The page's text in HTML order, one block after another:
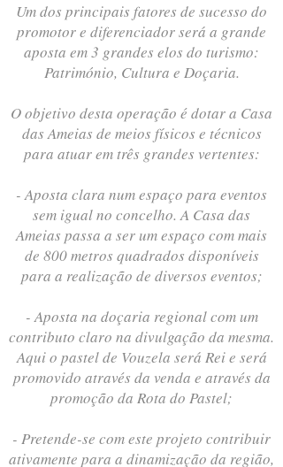
Um dos principais fatores de sucesso do
promotor e diferenciador será a grande
aposta em 3 grandes elos do turismo:
Património, Cultura e Doçaria.
O objetivo desta operação é dotar a Casa
das Ameias de meios físicos e técnicos
para atuar em três grandes vertentes:
- Aposta clara num espaço para eventos
sem igual no concelho. A Casa das
Ameias passa a ser um espaço com mais
de 800 metros quadrados disponíveis
para a realização de diversos eventos;
- Aposta na doçaria regional com um
contributo claro na divulgação da mesma.
Aqui o pastel de Vouzela será Rei e será
promovido através da venda e através da
promoção da Rota do Pastel;
- Pretende-se com este projeto contribuir
ativamente para a dinamização da região,